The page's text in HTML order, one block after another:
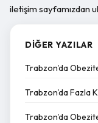
DIĞER YAZILAR
Trabzon'da
Trabzon'da Fazla
Trabzon'da
iletişim sayfamızdan